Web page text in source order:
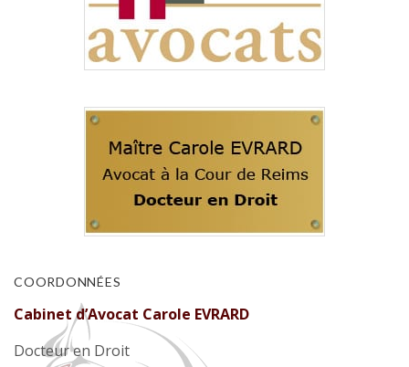
COORDONNÉES
Cabinet d’Avocat Carole EVRARD
Docteur en Droit